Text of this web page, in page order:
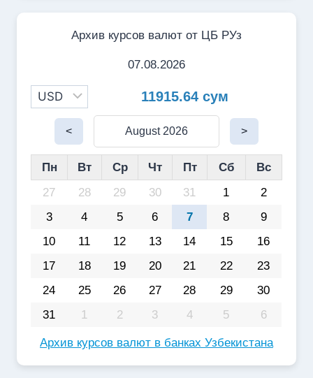
Архив курсов валют от ЦБ РУз
07.08.2026
11915.64 сум
< August 2026 >
Пн Вт Ср Чт Пт Сб
Вс
27
28 29 30 31 1
2
3
4 5 6 7 8
9
10
11 12 13 14 15
16
17
18 19 20 21 22
23
24
25 26 27 28 29
30
31
1 2 3 4 5 6
Архив курсов валют в банках Узбекистана